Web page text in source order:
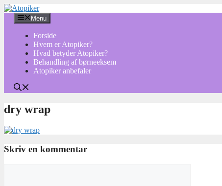
Hop
indhold
Menu
Forside
Hvem er Atopiker?
Hvad betyder Atopiker?
Behandling af børneeksem
Atopiker anbefaler
dry wrap
Skriv en kommentar